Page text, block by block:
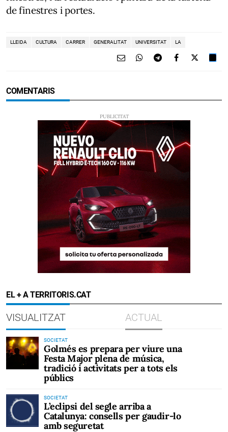
de finestres i portes.
LLEIDA CULTURA CARRER GENERALITAT UNIVERSITAT LA
COMENTARIS
EL + A TERRITORIS.CAT
VISUALITZAT ACTUAL
SOCIETAT
Golmés es prepara per viure una
Festa Major plena de música,
tradició i activitats per a tots els
públics
SOCIETAT
L’eclipsi del segle arriba a
Catalunya: consells per gaudir-lo
amb seguretat